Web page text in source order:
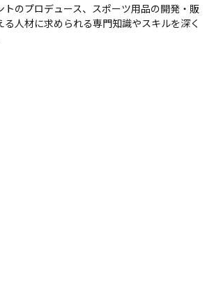
トのプロデュース、スポーツ用品の開発・販
人材に求められる専門知識やスキルを深く